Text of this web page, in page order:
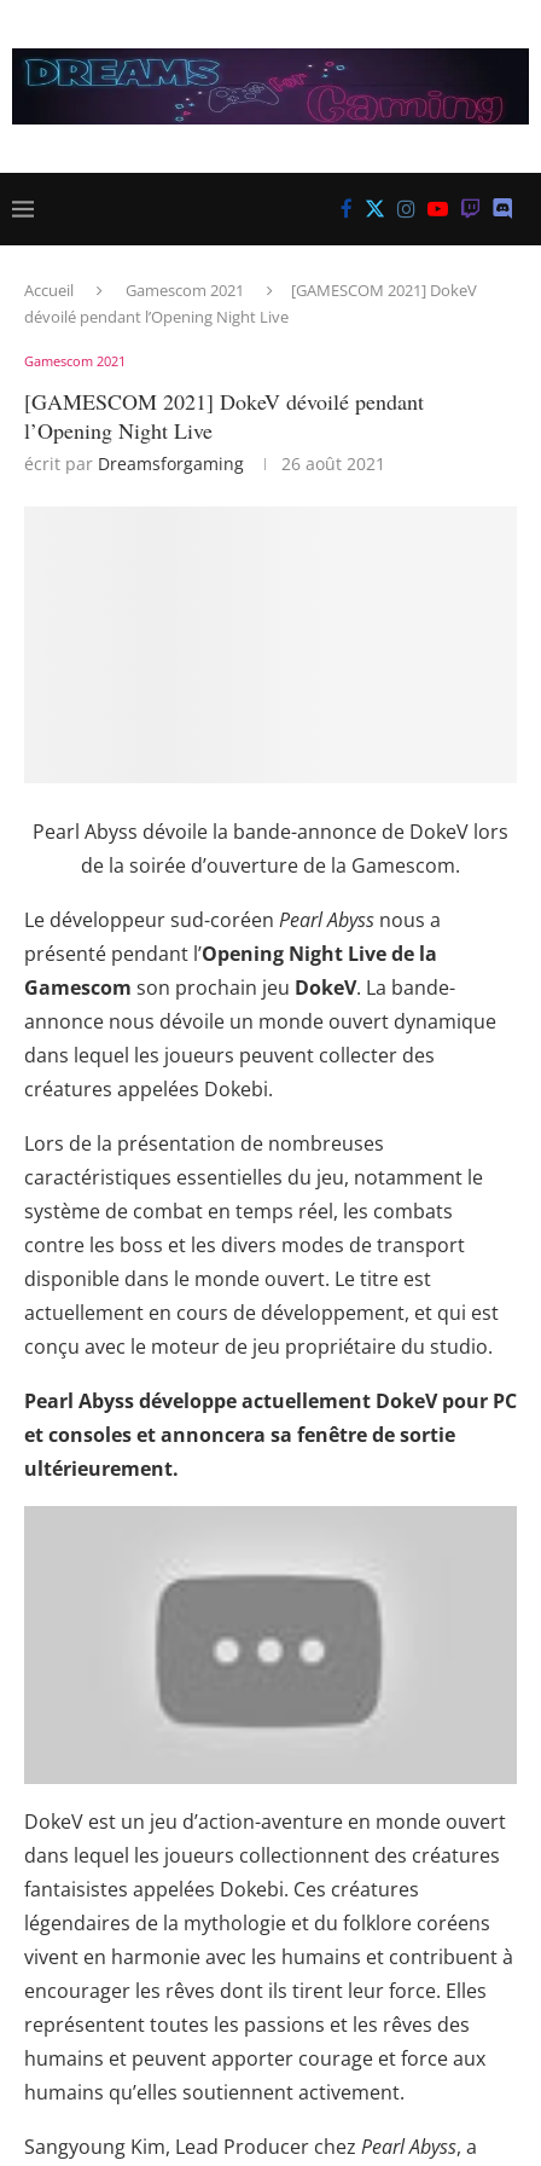
Accueil Gamescom 2021
[GAMESCOM 2021] DokeV
dévoilé pendant l’Opening Night Live
Gamescom 2021
[GAMESCOM 2021] DokeV dévoilé pendant
l’Opening Night Live
écrit par Dreamsforgaming 26 août 2021
Pearl Abyss dévoile la bande-annonce de DokeV lors
de la soirée d’ouverture de la Gamescom.
Le développeur sud-coréen Pearl Abyss nous a
présenté pendant l’Opening Night Live de la
Gamescom son prochain jeu DokeV. La bande-
annonce nous dévoile un monde ouvert dynamique
dans lequel les joueurs peuvent collecter des
créatures appelées Dokebi.
Lors de la présentation de nombreuses
caractéristiques essentielles du jeu, notamment le
système de combat en temps réel, les combats
contre les boss et les divers modes de transport
disponible dans le monde ouvert. Le titre est
actuellement en cours de développement, et qui est
conçu avec le moteur de jeu propriétaire du studio.
Pearl Abyss développe actuellement DokeV pour PC
et consoles et annoncera sa fenêtre de sortie
ultérieurement.
DokeV est un jeu d’action-aventure en monde ouvert
dans lequel les joueurs collectionnent des créatures
fantaisistes appelées Dokebi. Ces créatures
légendaires de la mythologie et du folklore coréens
vivent en harmonie avec les humains et contribuent à
encourager les rêves dont ils tirent leur force. Elles
représentent toutes les passions et les rêves des
humains et peuvent apporter courage et force aux
humains qu’elles soutiennent activement.
Sangyoung Kim, Lead Producer chez Pearl Abyss, a